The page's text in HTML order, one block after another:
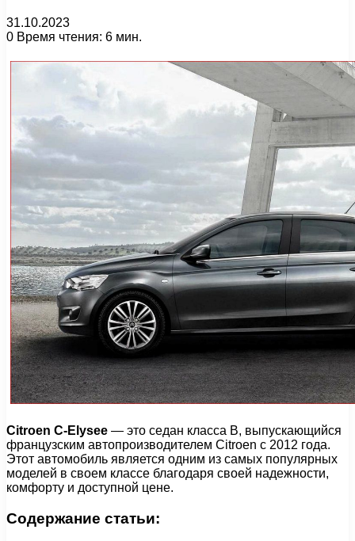
31.10.2023
0 Время чтения: 6 мин.
Citroen C-Elysee — это седан класса B, выпускающийся
французским автопроизводителем Citroen с 2012 года.
Этот автомобиль является одним из самых популярных
моделей в своем классе благодаря своей надежности,
комфорту и доступной цене.
Содержание статьи: